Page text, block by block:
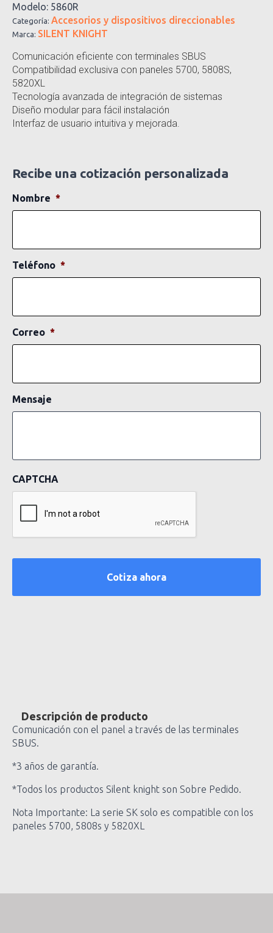
Modelo: 5860R
Categoría: Accesorios y dispositivos direccionables
Marca: SILENT KNIGHT
Comunicación eficiente con terminales SBUS
Compatibilidad exclusiva con paneles 5700, 5808S,
5820XL
Tecnología avanzada de integración de sistemas
Diseño modular para fácil instalación
Interfaz de usuario intuitiva y mejorada.
Recibe una cotización personalizada
Nombre *
Teléfono *
Correo *
Mensaje
CAPTCHA
Descripción de producto
Comunicación con el panel a través de las terminales
SBUS.
*3 años de garantía.
*Todos los productos Silent knight son Sobre Pedido.
Nota Importante: La serie SK solo es compatible con los
paneles 5700, 5808s y 5820XL